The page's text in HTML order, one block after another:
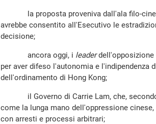
la proposta proveniva dall'ala filo-
avrebbe consentito all'Esecutivo le
decisione;
ancora oggi, i leaderdell'opposizione
per aver difeso l'autonomia e l'indipendenza
dell'ordinamento di Hong Kong;
il Governo di Carrie Lam, che, secondo
come la lunga mano dell'oppressione
con arresti e processi arbitrari;